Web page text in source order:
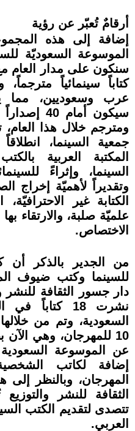
أرقامٌ تُعبّر عن رؤية
إضافة إلى هذه
عرب وسعوديين، مما
سيكون أمام
ومترجم خلال هذا
جمعية السينما،
المكتبة العربية
السينما، وإثراءً
وتقديراً لأهميّة إخراج
الكتابة غير
علميّة صلبة، والارتقاء
الاختصاص.
من الجدير بالذكر أن
للسينما وكتب ضيوف
دار جسور الثقافة للنشر
إضافة لكاتب
المهرجان، وبالنظر إلى
الثقافة للنشر
تتصدى لتقديم الكتب
العربي.